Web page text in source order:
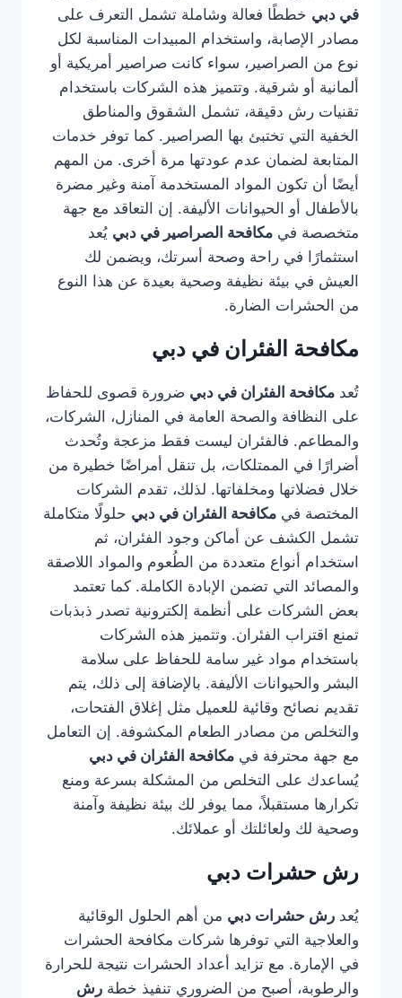
في دبي خططًا فعالة وشاملة تشمل التعرف على
مصادر الإصابة، واستخدام المبيدات المناسبة لكل
نوع من الصراصير، سواء كانت صراصير أمريكية أو
ألمانية أو شرقية. وتتميز هذه الشركات باستخدام
تقنيات رش دقيقة، تشمل الشقوق والمناطق
الخفية التي تختبئ بها الصراصير. كما توفر خدمات
المتابعة لضمان عدم عودتها مرة أخرى. من المهم
أيضًا أن تكون المواد المستخدمة آمنة وغير مضرة
بالأطفال أو الحيوانات الأليفة. إن التعاقد مع جهة
متخصصة في مكافحة الصراصير في دبي يُعد
استثمارًا في راحة وصحة أسرتك، ويضمن لك
العيش في بيئة نظيفة وصحية بعيدة عن هذا النوع
من الحشرات الضارة.
مكافحة الفئران في دبي
تُعد مكافحة الفئران في دبي ضرورة قصوى للحفاظ
على النظافة والصحة العامة في المنازل، الشركات،
والمطاعم. فالفئران ليست فقط مزعجة وتُحدث
أضرارًا في الممتلكات، بل تنقل أمراضًا خطيرة من
خلال فضلاتها ومخلفاتها. لذلك، تقدم الشركات
المختصة في مكافحة الفئران في دبي حلولًا متكاملة
تشمل الكشف عن أماكن وجود الفئران، ثم
استخدام أنواع متعددة من الطُعوم والمواد اللاصقة
والمصائد التي تضمن الإبادة الكاملة. كما تعتمد
بعض الشركات على أنظمة إلكترونية تصدر ذبذبات
تمنع اقتراب الفئران. وتتميز هذه الشركات
باستخدام مواد غير سامة للحفاظ على سلامة
البشر والحيوانات الأليفة. بالإضافة إلى ذلك، يتم
تقديم نصائح وقائية للعميل مثل إغلاق الفتحات،
والتخلص من مصادر الطعام المكشوفة. إن التعامل
مع جهة محترفة في مكافحة الفئران في دبي
يُساعدك على التخلص من المشكلة بسرعة ومنع
تكرارها مستقبلاً، مما يوفر لك بيئة نظيفة وآمنة
وصحية لك ولعائلتك أو عملائك.
رش حشرات دبي
يُعد رش حشرات دبي من أهم الحلول الوقائية
والعلاجية التي توفرها شركات مكافحة الحشرات
في الإمارة. مع تزايد أعداد الحشرات نتيجة للحرارة
والرطوبة، أصبح من الضروري تنفيذ خطة رش